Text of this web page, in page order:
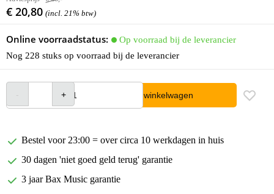
€ 20,80 (incl. 21% btw)
Online voorraadstatus:
Op voorraad bij de leverancier
Nog 228 stuks op voorraad bij de leverancier
In winkelwagen
Bestel voor 23:00 = over circa 10 werkdagen in huis
30 dagen 'niet goed geld terug' garantie
3 jaar Bax Music garantie